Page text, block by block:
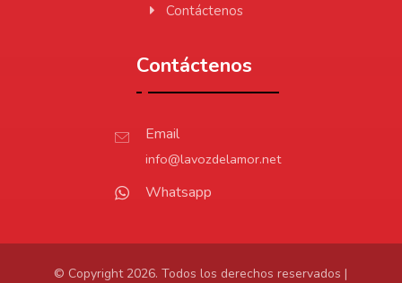
Contáctenos
Contáctenos
Email
info@lavozdelamor.net
Whatsapp
© Copyright 2026. Todos los derechos reservados |